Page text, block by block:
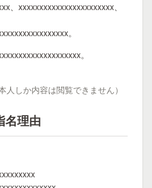
、xxxxxxxxxxxxxxxxxxxxxxx、
。
。
人しか内容は閲覧できません）
名理由